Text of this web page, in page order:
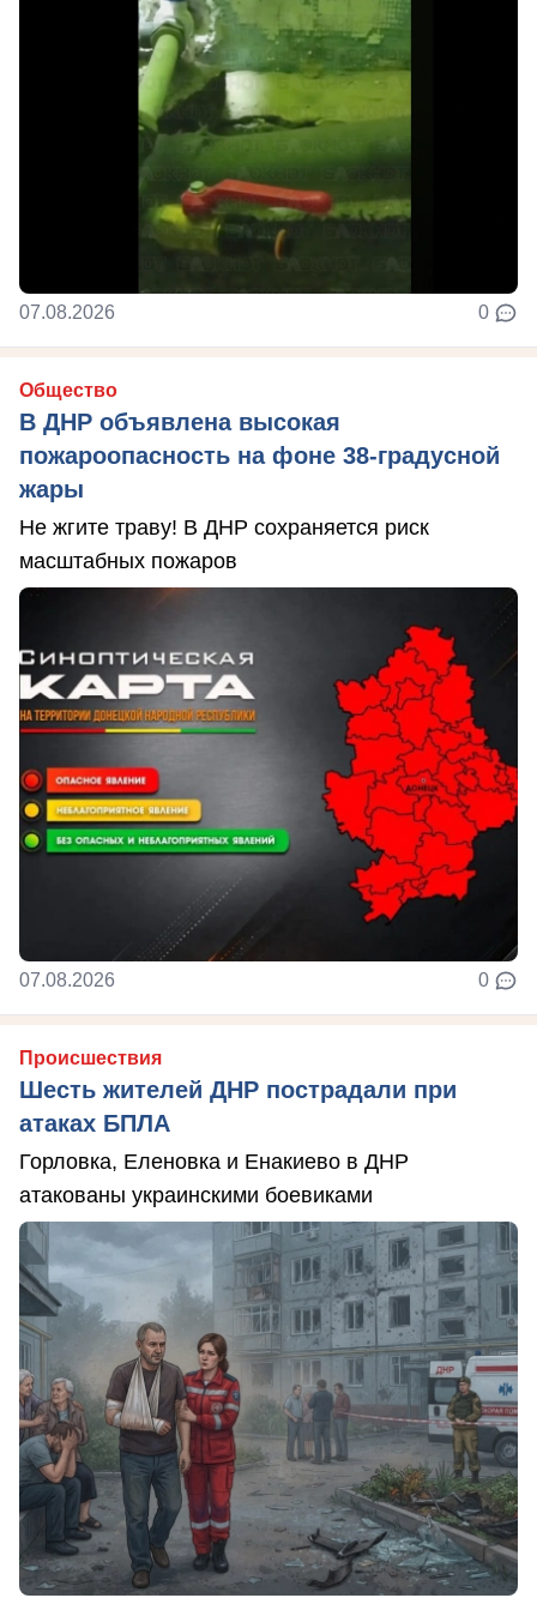
07.08.2026 0
Общество
В ДНР объявлена высокая
пожароопасность на фоне 38-градусной
жары
Не жгите траву! В ДНР сохраняется риск
масштабных пожаров
07.08.2026 0
Происшествия
Шесть жителей ДНР пострадали при
атаках БПЛА
Горловка, Еленовка и Енакиево в ДНР
атакованы украинскими боевиками